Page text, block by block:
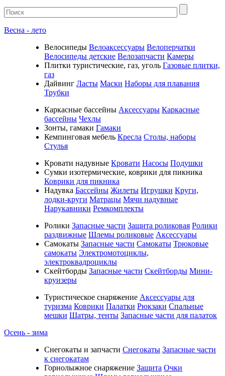
Весна - лето
Велосипеды Велоаксессуары Велоперчатки
Велосипеды детские Велозапчасти Камеры
Плитки туристические, газ, уголь Газовые плитки,
газ
Дайвинг Ласты Маски Наборы для плавания
Трубки
Каркасные бассейны Аксессуары Каркасные
бассейны Чехлы
Зонты, гамаки Гамаки
Кемпинговая мебель Кресла Столы, наборы
Стулья
Кровати надувные Кровати Насосы Подушки
Cумки изотермические, коврики для пикника
Коврики для пикника
Надувка Бассейны Жилеты Игрушки Круги,
лодки-круги Матрацы Мячи надувные
Нарукавники Ремкомплекты
Ролики Запасные части Защита роликовая Ролики
раздвижные Шлемы роликовые Аксессуары
Самокаты Запасные части Самокаты Трюковые
самокаты Электромотоциклы,
электроквадроциклы
Скейтборды Запасные части Скейтборды Мини-
круизеры
Туристическое снаряжение Аксессуары для
туризма Коврики Палатки Рюкзаки Спальные
мешки Шатры, тенты Запасные части для палаток
Осень - зима
Cнегокаты и запчасти Снегокаты Запасные части
к снегокатам
Горнолыжное снаряжение Защита Очки